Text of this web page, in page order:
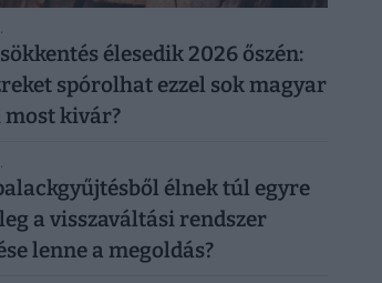
élesedik 2026 őszén:
spórolhat ezzel sok magyar
kivár?
élnek túl egyre
a visszaváltási rendszer
lenne a megoldás?